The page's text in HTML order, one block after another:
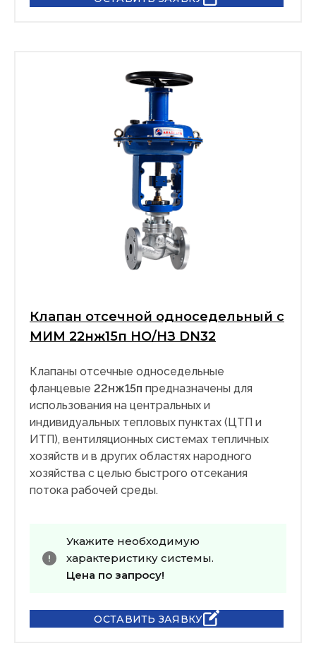
Клапан отсечной односедельный с
МИМ 22нж15п НО/НЗ DN32
Клапаны отсечные односедельные
фланцевые 22нж15п предназначены для
использования на центральных и
индивидуальных тепловых пунктах (ЦТП и
ИТП), вентиляционных системах тепличных
хозяйств и в других областях народного
хозяйства с целью быстрого отсекания
потока рабочей среды.
Укажите необходимую
характеристику системы.
Цена по запросу!
ОСТАВИТЬ ЗАЯВКУ